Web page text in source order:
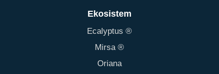
Ekosistem
Ecalyptus ®
Mirsa ®
Oriana